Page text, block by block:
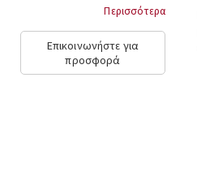
Περισσότερα
Επικοινωνήστε για
προσφορά